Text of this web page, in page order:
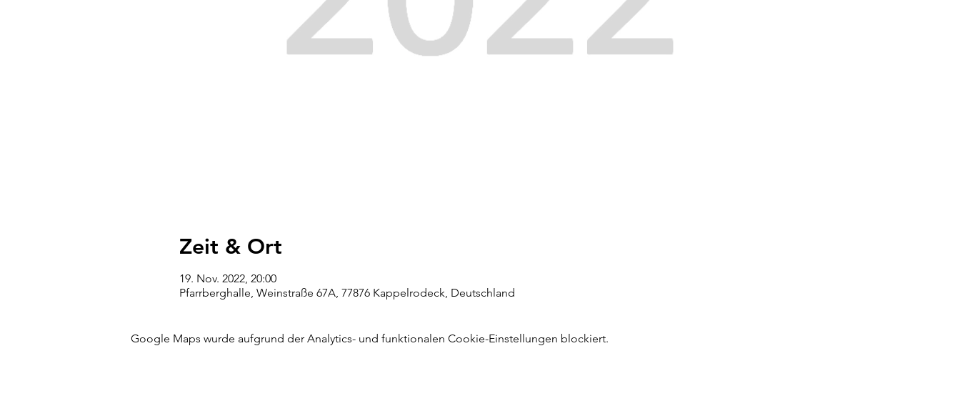
Zeit & Ort
19. Nov. 2022, 20:00
Pfarrberghalle, Weinstraße 67A, 77876 Kappelrodeck, Deutschland
Google Maps wurde aufgrund der Analytics- und funktionalen Cookie-Einstellungen blockiert.